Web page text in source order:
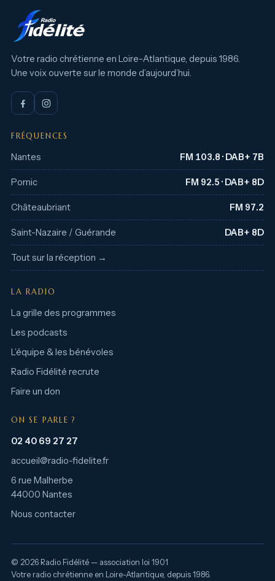
Votre radio chrétienne en Loire-Atlantique, depuis 1986.
Une voix ouverte sur le monde d’aujourd’hui.
FRÉQUENCES
Nantes FM 103.8 · DAB+ 7B
Pornic FM 92.5 · DAB+ 8D
Châteaubriant FM 97.2
Saint-Nazaire / Guérande DAB+ 8D
Tout sur la réception →
LA RADIO
La grille des programmes
Les podcasts
L’équipe & les bénévoles
Radio Fidélité recrute
Faire un don
ON SE PARLE ?
02 40 69 27 27
accueil@radio-fidelite.fr
6 rue Malherbe
44000 Nantes
Nous contacter
© 2026 Radio Fidélité — association loi 1901
Votre radio chrétienne en Loire-Atlantique, depuis 1986.